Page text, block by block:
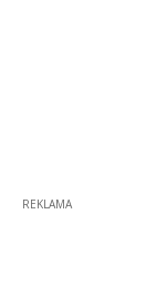
REKLAMA